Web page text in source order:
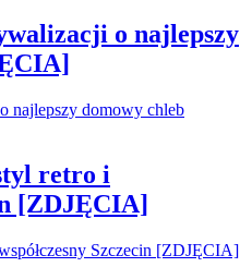
o najlepszy
retro i
[ZDJĘCIA]